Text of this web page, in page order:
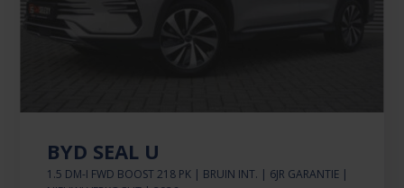
BYD SEAL U
1.5 DM-I FWD BOOST 218 PK | BRUIN INT. | 6JR GARANTIE |